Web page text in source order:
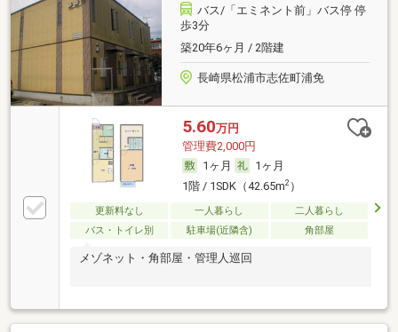
バス/「エミネント前」バス停 停
歩3分
築20年6ヶ月 / 2階建
長崎県松浦市志佐町浦免
5.60万円
管理費2,000円
1ヶ月
1ヶ月
1階 / 1SDK（42.65m2）
更新料なし 一人暮らし
二人暮らし
バス・トイレ別
駐車場(近隣含) 角部屋
メゾネット・角部屋・管理人巡回